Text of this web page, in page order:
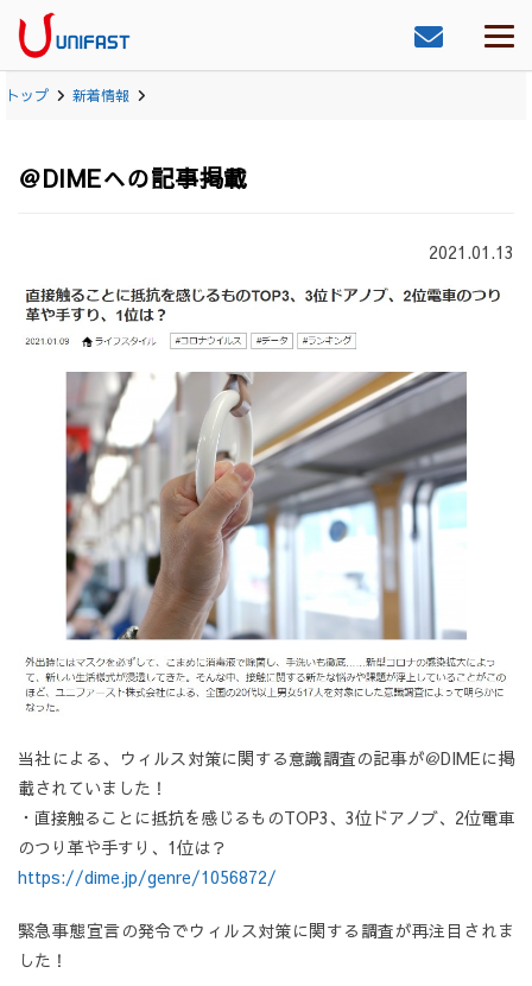
トップ 新着情報
＠DIMEへの記事掲載
2021.01.13
当社による、ウィルス対策に関する意識調査の記事が＠DIMEに掲
載されていました！
・直接触ることに抵抗を感じるものTOP3、3位ドアノブ、2位電車
のつり革や手すり、1位は？
https://dime.jp/genre/1056872/
緊急事態宣言の発令でウィルス対策に関する調査が再注目されま
した！